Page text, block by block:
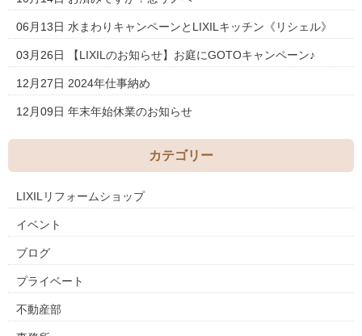
06月13日 水まわりキャンペーンとLIXILキッチン《リシェル》
03月26日 【LIXILのお知らせ】お庭にGOTOキャンペーン♪
12月27日 2024年仕事納め
12月09日 年末年始休業のお知らせ
カテゴリー
LIXILリフォームショップ
イベント
ブログ
プライベート
不動産部